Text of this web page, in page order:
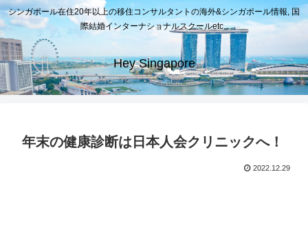
シンガポール在住20年以上の移住コンサルタントの海外&シンガポール情報, 国
際結婚インターナショナルスクールetc..
Hey Singapore
年末の健康診断は日本人会クリニックへ！
2022.12.29